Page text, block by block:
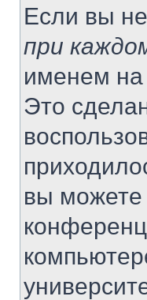
Если вы
при
именем на
Это
вы можете